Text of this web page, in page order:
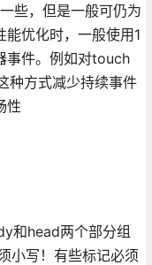
些，但是一般可仍为
优化时，一般使用1
事件。例如对touch
种方式减少持续事件
性
和head两个部分组
小写！有些标记必须